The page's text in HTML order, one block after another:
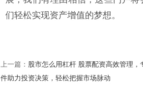
们轻松实现资产增值的梦想。
上一篇： 股市怎么用杠杆 股票配资高效管理，
件助力投资决策，轻松把握市场脉动